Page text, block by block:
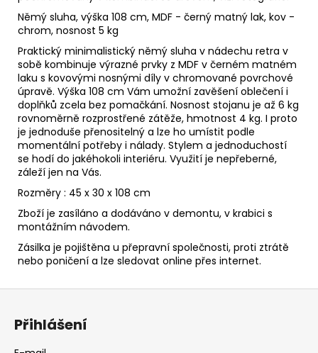
Němý sluha, výška 108 cm, MDF - černý matný lak, kov -
chrom, nosnost 5 kg
Praktický minimalistický němý sluha v nádechu retra v
sobě kombinuje výrazné prvky z MDF v černém matném
laku s kovovými nosnými díly v chromované povrchové
úpravě. Výška 108 cm Vám umožní zavěšení oblečení i
doplňků zcela bez pomačkání. Nosnost stojanu je až 6 kg
rovnoměrně rozprostřené zátěže, hmotnost 4 kg. I proto
je jednoduše přenositelný a lze ho umístit podle
momentální potřeby i nálady. Stylem a jednoduchostí
se hodí do jakéhokoli interiéru. Využití je nepřeberné,
záleží jen na Vás.
Rozměry : 45 x 30 x 108 cm
Zboží je zasíláno a dodáváno v demontu, v krabici s
montážním návodem.
Zásilka je pojištěna u přepravní společnosti, proti ztrátě
nebo poničení a lze sledovat online přes internet.
HOKR
AQ-
S-
088
3
990
Kč
Z
Přihlášení